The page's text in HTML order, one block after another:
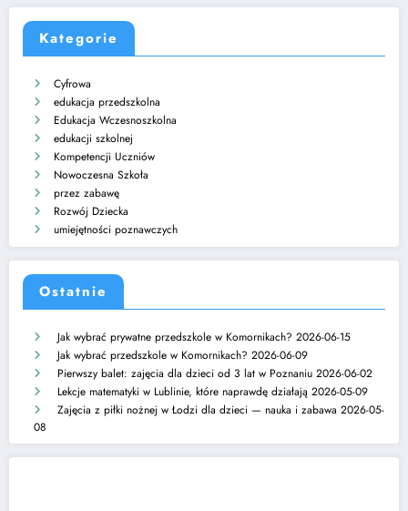
Kategorie
Cyfrowa
edukacja przedszkolna
Edukacja Wczesnoszkolna
edukacji szkolnej
Kompetencji Uczniów
Nowoczesna Szkoła
przez zabawę
Rozwój Dziecka
umiejętności poznawczych
Ostatnie
Jak wybrać prywatne przedszkole w Komornikach? 2026-06-15
Jak wybrać przedszkole w Komornikach? 2026-06-09
Pierwszy balet: zajęcia dla dzieci od 3 lat w Poznaniu 2026-06-02
Lekcje matematyki w Lublinie, które naprawdę działają 2026-05-09
Zajęcia z piłki nożnej w Łodzi dla dzieci — nauka i zabawa 2026-05-
08